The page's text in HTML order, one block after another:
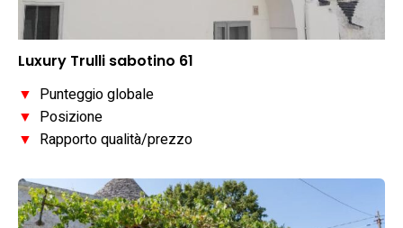
Luxury Trulli sabotino 61
▼ Punteggio globale
▼ Posizione
▼ Rapporto qualità/prezzo